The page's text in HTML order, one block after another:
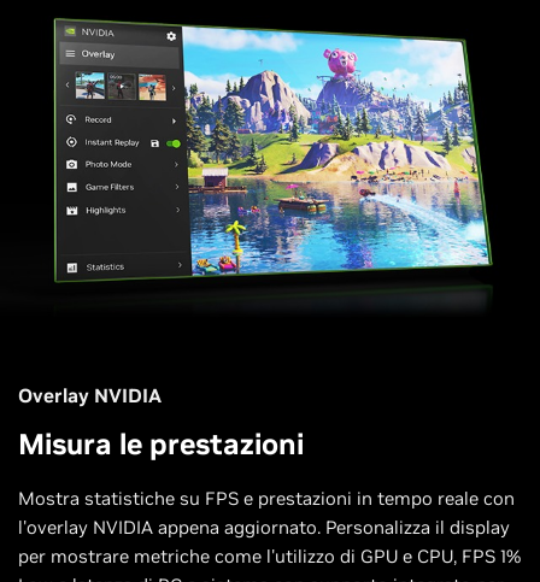
Overlay NVIDIA
Misura le prestazioni
Mostra statistiche su FPS e prestazioni in tempo reale con
l'overlay NVIDIA appena aggiornato. Personalizza il display
per mostrare metriche come l'utilizzo di GPU e CPU, FPS 1%